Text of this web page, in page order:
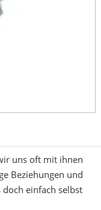
uns oft mit ihnen
Beziehungen und
doch einfach selbst